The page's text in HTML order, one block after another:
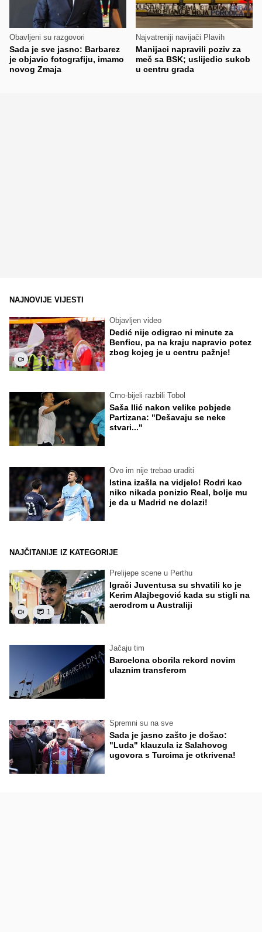
Obavljeni su razgovori
Sada je sve jasno: Barbarez
je objavio fotografiju, imamo
novog Zmaja
Najvatreniji navijači Plavih
Manijaci napravili poziv za
meč sa BSK; uslijedio sukob
u centru grada
NAJNOVIJE VIJESTI
Objavljen video
Dedić nije odigrao ni minute za
Benficu, pa na kraju napravio potez
zbog kojeg je u centru pažnje!
Crno-bijeli razbili Tobol
Saša Ilić nakon velike pobjede
Partizana: "Dešavaju se neke
stvari..."
Ovo im nije trebao uraditi
Istina izašla na vidjelo! Rodri kao
niko nikada ponizio Real, bolje mu
je da u Madrid ne dolazi!
NAJČITANIJE IZ KATEGORIJE
1
Prelijepe scene u Perthu
Igrači Juventusa su shvatili ko je
Kerim Alajbegović kada su stigli na
aerodrom u Australiji
Jačaju tim
Barcelona oborila rekord novim
ulaznim transferom
Spremni su na sve
Sada je jasno zašto je došao:
"Luda" klauzula iz Salahovog
ugovora s Turcima je otkrivena!